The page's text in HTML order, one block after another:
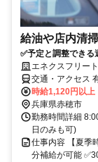
給油や店内清
✅予定と調整できる
エネクスフリー
交通・アクセス
時給1,120円以上
兵庫県赤穂市
勤務時間詳細
日のみも可)
仕事内容 【夏季
分補給が可能